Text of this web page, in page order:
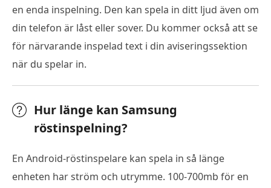
en enda inspelning. Den kan spela in ditt ljud även om
din telefon är låst eller sover. Du kommer också att se
för närvarande inspelad text i din aviseringssektion
när du spelar in.
Hur länge kan Samsung
röstinspelning?
En Android-röstinspelare kan spela in så länge
enheten har ström och utrymme. 100-700mb för en